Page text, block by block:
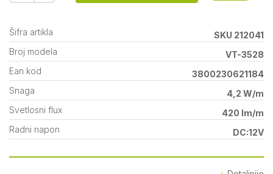
Šifra artikla
SKU 212041
Broj modela
VT-3528
Ean kod
3800230621184
Snaga
4,2 W/m
Svetlosni flux
420 lm/m
Radni napon
DC:12V